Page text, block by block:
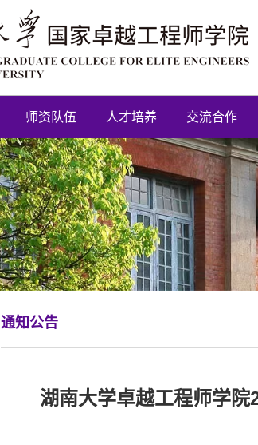
师资队伍 人才培养 交流合作
通知公告
湖南大学卓越工程师学院